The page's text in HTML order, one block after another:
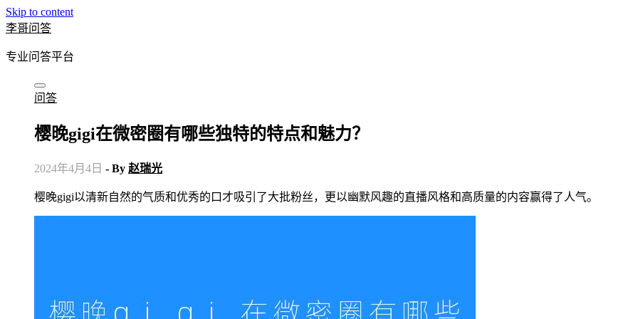
Skip to content
李哥问答
专业问答平台
问答
樱晚gigi在微密圈有哪些独特的特点和魅力？
2024年4月4日 - By 赵瑞光
樱晚gigi以清新自然的气质和优秀的口才吸引了大批粉丝，更以幽默风趣的直播风格和高质量的内容赢得了人气。